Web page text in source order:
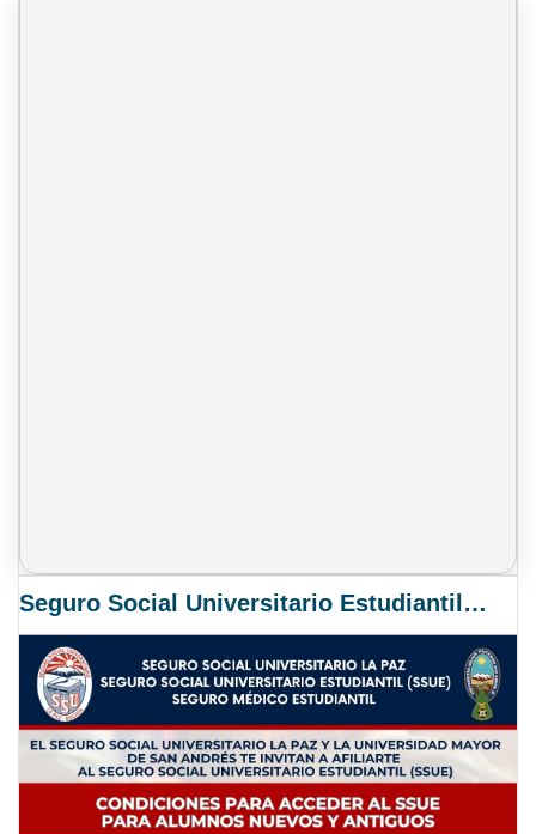
Seguro Social Universitario Estudiantil SSUE